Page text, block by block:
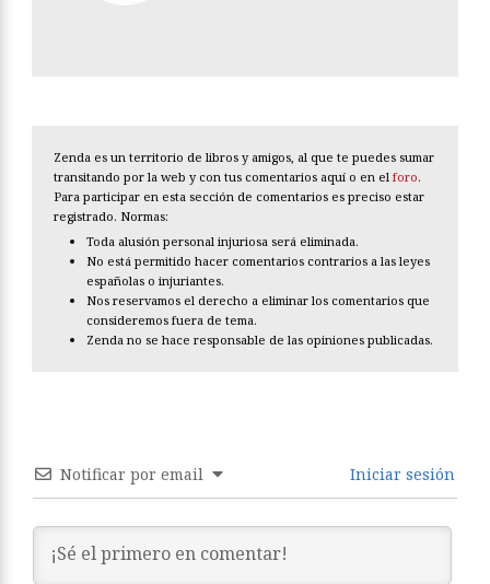
Zenda es un territorio de libros y amigos, al que te puedes sumar
transitando por la web y con tus comentarios aquí o en el foro.
Para participar en esta sección de comentarios es preciso estar
registrado. Normas:
Toda alusión personal injuriosa será eliminada.
No está permitido hacer comentarios contrarios a las leyes
españolas o injuriantes.
Nos reservamos el derecho a eliminar los comentarios que
consideremos fuera de tema.
Zenda no se hace responsable de las opiniones publicadas.
Notificar por email Iniciar sesión